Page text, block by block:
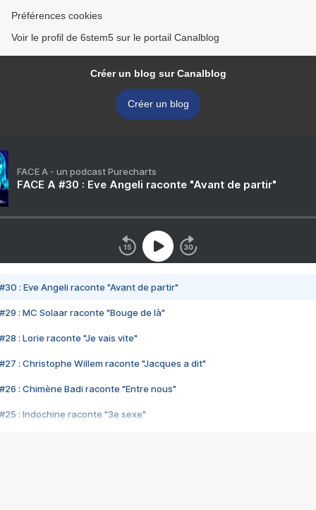
Préférences cookies
Voir le profil de 6stem5 sur le portail Canalblog
Créer un blog sur Canalblog
Créer un blog
FACE A - un podcast Purecharts
FACE A #30 : Eve Angeli raconte "Avant de partir"
#30 : Eve Angeli raconte "Avant de partir"
#29 : MC Solaar raconte "Bouge de là"
#28 : Lorie raconte "Je vais vite"
#27 : Christophe Willem raconte "Jacques a dit"
#26 : Chimène Badi raconte "Entre nous"
#25 : Indochine raconte "3e sexe"